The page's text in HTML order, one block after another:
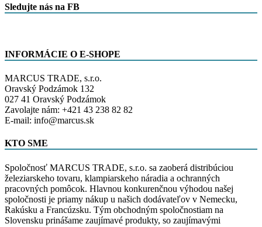
Sledujte nás na FB
INFORMÁCIE O E-SHOPE
MARCUS TRADE, s.r.o.
Oravský Podzámok 132
027 41 Oravský Podzámok
Zavolajte nám: +421 43 238 82 82
E-mail: info@marcus.sk
KTO SME
Spoločnosť MARCUS TRADE, s.r.o. sa zaoberá distribúciou
železiarskeho tovaru, klampiarskeho náradia a ochranných
pracovných pomôcok. Hlavnou konkurenčnou výhodou našej
spoločnosti je priamy nákup u našich dodávateľov v Nemecku,
Rakúsku a Francúzsku. Tým obchodným spoločnostiam na
Slovensku prinášame zaujímavé produkty, so zaujímavými